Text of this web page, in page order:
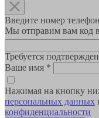
Введите номер
Мы отправим вам код
Требуется
Ваше имя *
Нажимая на кнопку
персональных данных
конфиденциальности